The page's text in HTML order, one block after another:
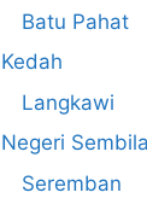
Batu Pahat
Kedah
Langkawi
Negeri
Seremban